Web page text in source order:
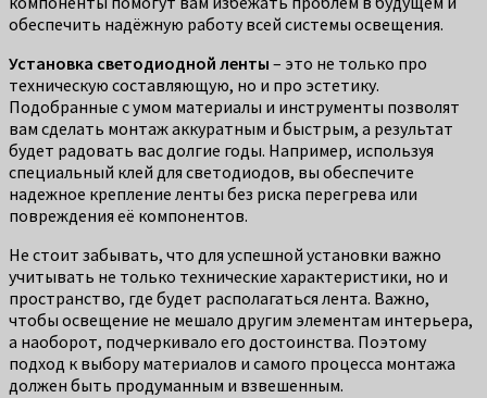
обеспечить надёжную работу всей системы освещения.
Установка светодиодной ленты – это не только про
техническую составляющую, но и про эстетику.
Подобранные с умом материалы и инструменты позволят
вам сделать монтаж аккуратным и быстрым, а результат
будет радовать вас долгие годы. Например, используя
специальный клей для светодиодов, вы обеспечите
надежное крепление ленты без риска перегрева или
повреждения её компонентов.
Не стоит забывать, что для успешной установки важно
учитывать не только технические характеристики, но и
пространство, где будет располагаться лента. Важно,
чтобы освещение не мешало другим элементам интерьера,
а наоборот, подчеркивало его достоинства. Поэтому
подход к выбору материалов и самого процесса монтажа
должен быть продуманным и взвешенным.